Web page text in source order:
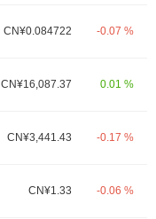
CN¥0.084722 -0.07 %
CN¥16,087.37 0.01 %
CN¥3,441.43 -0.17 %
CN¥1.33 -0.06 %